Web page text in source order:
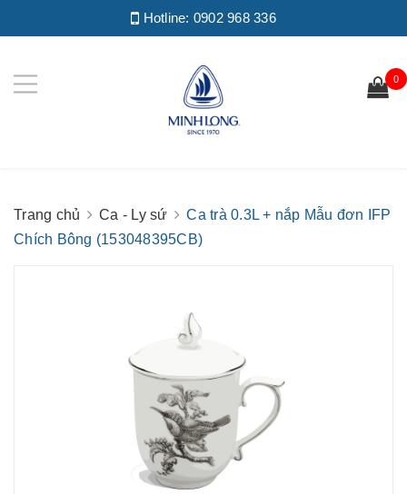
Hotline: 0902 968 336
0
Trang chủ Ca - Ly sứ
Ca trà 0.3L + nắp Mẫu đơn IFP
Chích Bông (153048395CB)